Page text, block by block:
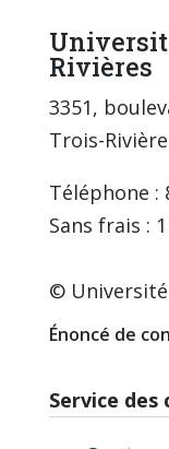
Rivières
3351,
Trois-
Téléphone :
Sans frais :
© Université
Énoncé de
Service